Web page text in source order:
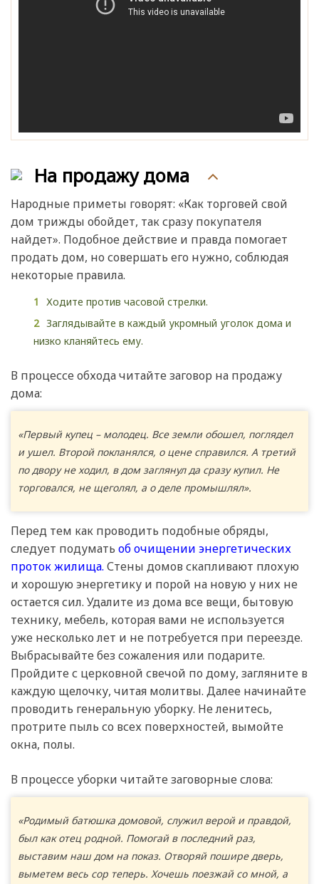
На продажу дома
Народные приметы говорят: «Как торговей свой
дом трижды обойдет, так сразу покупателя
найдет». Подобное действие и правда помогает
продать дом, но совершать его нужно, соблюдая
некоторые правила.
Ходите против часовой стрелки.
Заглядывайте в каждый укромный уголок дома и
низко кланяйтесь ему.
В процессе обхода читайте заговор на продажу
дома:
«Первый купец – молодец. Все земли обошел, поглядел
и ушел. Второй покланялся, о цене справился. А третий
по двору не ходил, в дом заглянул да сразу купил. Не
торговался, не щеголял, а о деле промышлял».
Перед тем как проводить подобные обряды,
следует подумать об очищении энергетических
проток жилища. Стены домов скапливают плохую
и хорошую энергетику и порой на новую у них не
остается сил. Удалите из дома все вещи, бытовую
технику, мебель, которая вами не используется
уже несколько лет и не потребуется при переезде.
Выбрасывайте без сожаления или подарите.
Пройдите с церковной свечой по дому, загляните в
каждую щелочку, читая молитвы. Далее начинайте
проводить генеральную уборку. Не ленитесь,
протрите пыль со всех поверхностей, вымойте
окна, полы.
В процессе уборки читайте заговорные слова:
«Родимый батюшка домовой, служил верой и правдой,
был как отец родной. Помогай в последний раз,
выставим наш дом на показ. Отворяй пошире дверь,
выметем весь сор теперь. Хочешь поезжай со мной, а